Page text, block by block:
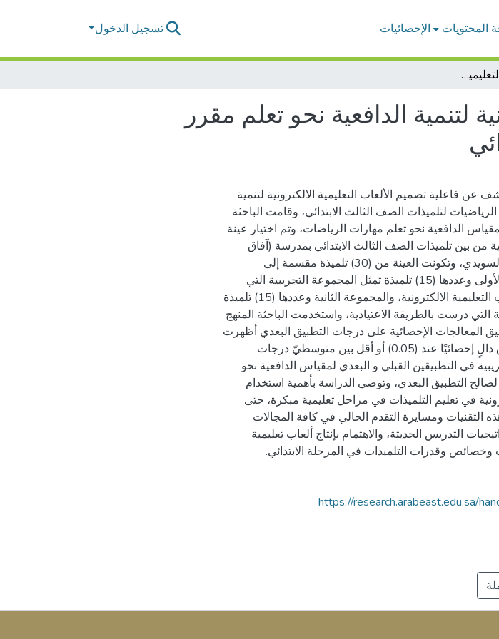
المحتويات الإحصائيات تسجيل الدخول
فاعلية تصميم الألعاب التعليمية الالكترونية لتنمية الدافعية نحو تعلم مقرر الرياضيات لتلميذات الصف الثالث الابتدائي
لتنمية الدافعية نحو تعلم مقرر
فاعلية تصميم الألعاب التعليمية الالكترونية لتنمية
لتلميذات الصف الثالث الابتدائي، وقامت الباحثة
الدافعية نحو تعلم مهارات الرياضات، وتم اختيار عينة
من بين تلميذات الصف الثالث الابتدائي بمدرسة (آفاق
التعليمية بمكتب تعليم السويدي، وتكونت العينة من (30) تلميذة مقسمة إلى
مجموعتين: المجموعة الأولى وعددها (15) تلميذة تمثل المجموعة التجريبية التي
درست من خلال الألعاب التعليمية الالكترونية، والمجموعة الثانية وعددها (15) تلميذة
درست بالطريقة الاعتيادية، واستخدمت الباحثة المنهج
المعالجات الإحصائية على درجات التطبيق البعدي أظهرت
النتائج ما يلي: يوجد فرق دالٍ إحصائيًا عند (0.05) أو أقل بين متوسطيّ درجات
في التطبيقين القبلي و البعدي لمقياس الدافعية نحو
التطبيق البعدي، وتوصي الدراسة بأهمية استخدام
في تعليم التلميذات في مراحل تعليمية مبكرة، حتى
التقنيات ومسايرة التقدم الحالي في كافة المجالات
التدريس الحديثة، والاهتمام بإنتاج ألعاب تعليمية
وخصائص وقدرات التلميذات في المرحلة الابتدائي.
https://research.arabeast.edu.sa/